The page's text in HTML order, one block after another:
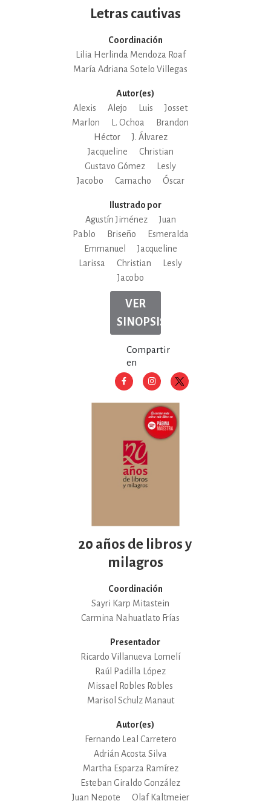
Letras cautivas
Coordinación
Lilia Herlinda Mendoza Roaf
María Adriana Sotelo Villegas
Autor(es)
Alexis
Alejo Luis
Josset
Marlon
L. Ochoa
Brandon
Héctor
J. Álvarez
Jacqueline
Christian
Gustavo Gómez
Lesly
Jacobo
Camacho Óscar
Ilustrado por
Agustín Jiménez
Juan
Pablo
Briseño
Esmeralda
Emmanuel
Jacqueline
Larissa
Christian
Lesly
Jacobo
VER
SINOPSIS
Compartir
en
20 años de libros y
milagros
Coordinación
Sayri Karp Mitastein
Carmina Nahuatlato Frías
Presentador
Ricardo Villanueva Lomelí
Raúl Padilla López
Missael Robles Robles
Marisol Schulz Manaut
Autor(es)
Fernando Leal Carretero
Adrián Acosta Silva
Martha Esparza Ramírez
Esteban Giraldo González
Juan Nepote
Olaf Kaltmeier